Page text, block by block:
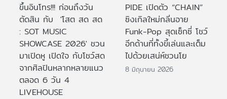
ขึ้นอินโทร!!! ก่อนถึงวัน
ตัดสิน กับ 'โสต สด สด
: SOT MUSIC
SHOWCASE 2026' ชวน
มาเปิดหู เปิดใจ กับโชว์สด
จากศิลปินหลากหลายแนว
ตลอด 6 วัน 4
LIVEHOUSE
PIDE เปิดตัว “CHAIN”
ซิงเกิลใหม่กลิ่นอาย
Funk-Pop สุดเซ็กซี่ โชว์
อีกด้านที่ทั้งขี้เล่นและเต็ม
ไปด้วยเสน่ห์ชวนโย
8 มิถุนายน 2026